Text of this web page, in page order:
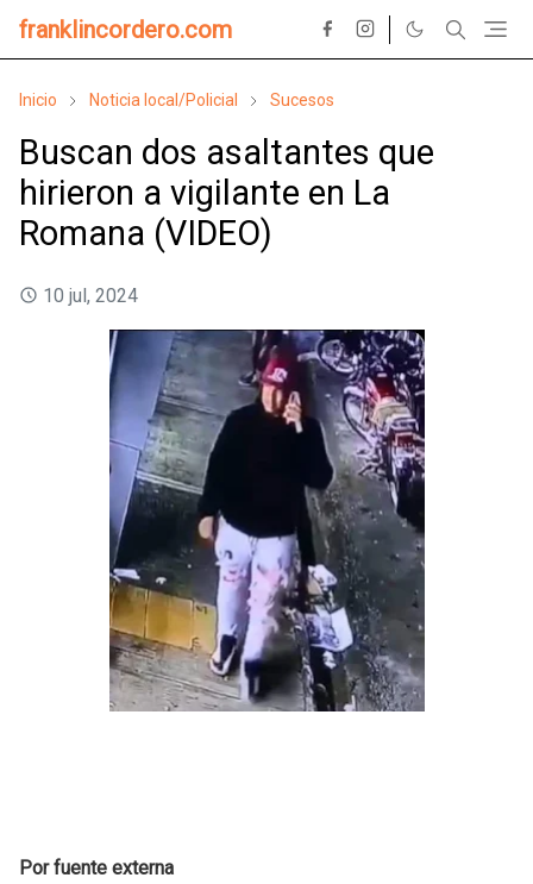
franklincordero.com
Inicio Noticia local/Policial Sucesos
Buscan dos asaltantes que
hirieron a vigilante en La
Romana (VIDEO)
10 jul, 2024
Por fuente externa